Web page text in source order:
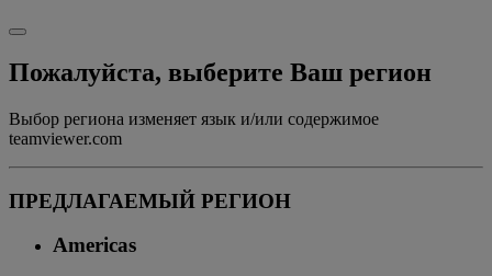
Пожалуйста, выберите Ваш регион
Выбор региона изменяет язык и/или содержимое
teamviewer.com
ПРЕДЛАГАЕМЫЙ РЕГИОН
Americas